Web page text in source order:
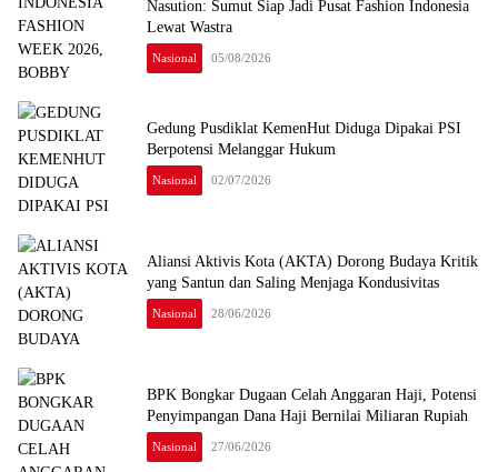
Nasution: Sumut Siap Jadi Pusat Fashion Indonesia
Lewat Wastra
Nasional 05/08/2026
Gedung Pusdiklat KemenHut Diduga Dipakai PSI
Berpotensi Melanggar Hukum
Nasional 02/07/2026
Aliansi Aktivis Kota (AKTA) Dorong Budaya Kritik
yang Santun dan Saling Menjaga Kondusivitas
Nasional 28/06/2026
BPK Bongkar Dugaan Celah Anggaran Haji, Potensi
Penyimpangan Dana Haji Bernilai Miliaran Rupiah
Nasional 27/06/2026